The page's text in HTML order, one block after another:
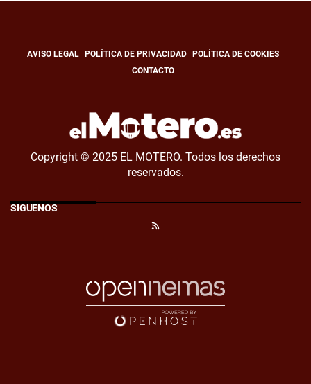
AVISO LEGAL POLÍTICA DE PRIVACIDAD
POLÍTICA DE COOKIES
CONTACTO
Copyright © 2025 EL MOTERO. Todos los derechos
reservados.
SÍGUENOS